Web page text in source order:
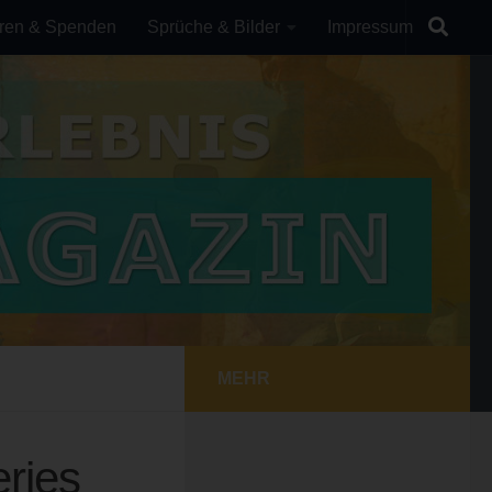
& Spenden Sprüche & Bilder Impressum
MEHR